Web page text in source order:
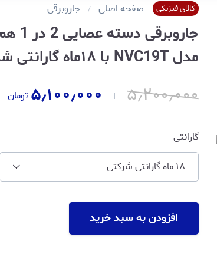
کالای فیزیکی صفحه اصلی جاروبرقی
مدل NVC19T با ۱۸ماه گارانتی شرکتی
۵٫۲۰۰٫۰۰۰ ۵٫۱۰۰٫۰۰۰ تومان
گارانتی
۱۸ ماه گارانتی شرکتی
افزودن به سبد خرید